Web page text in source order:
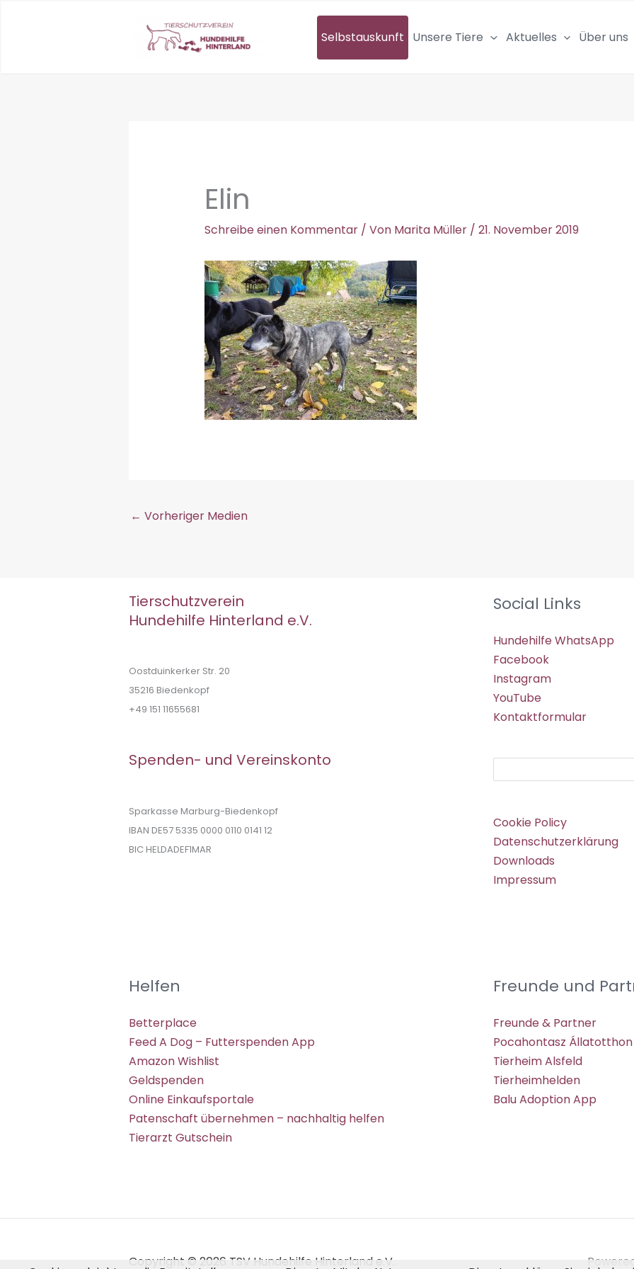
Selbstauskunft Unsere Tiere Aktuelles Über uns
Elin
Schreibe einen Kommentar / Von Marita Müller / 21. November 2019
← Vorheriger Medien
Tierschutzverein
Hundehilfe Hinterland e.V.
Oostduinkerker Str. 20
35216 Biedenkopf
+49 151 11655681
Spenden- und Vereinskonto
Sparkasse Marburg-Biedenkopf
IBAN DE57 5335 0000 0110 0141 12
BIC HELDADEF1MAR
Social Links
Hundehilfe WhatsApp
Facebook
Instagram
YouTube
Kontaktformular
Cookie Policy
Datenschutzerklärung
Downloads
Impressum
Helfen
Betterplace
Feed A Dog – Futterspenden App
Amazon Wishlist
Geldspenden
Online Einkaufsportale
Patenschaft übernehmen – nachhaltig helfen
Tierarzt Gutschein
Freunde und
Freunde & Partner
Pocahontasz Állatotthon
Tierheim Alsfeld
Tierheimhelden
Balu Adoption App
Copyright © 2026 TSV Hundehilfe Hinterland e.V.